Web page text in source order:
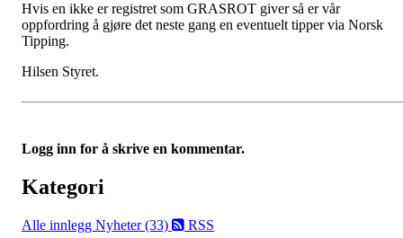
Hvis en ikke er registret som GRASROT giver så er vår
oppfordring å gjøre det neste gang en eventuelt tipper via Norsk
Tipping.
Hilsen Styret.
Logg inn for å skrive en kommentar.
Kategori
Alle innlegg Nyheter (33) RSS